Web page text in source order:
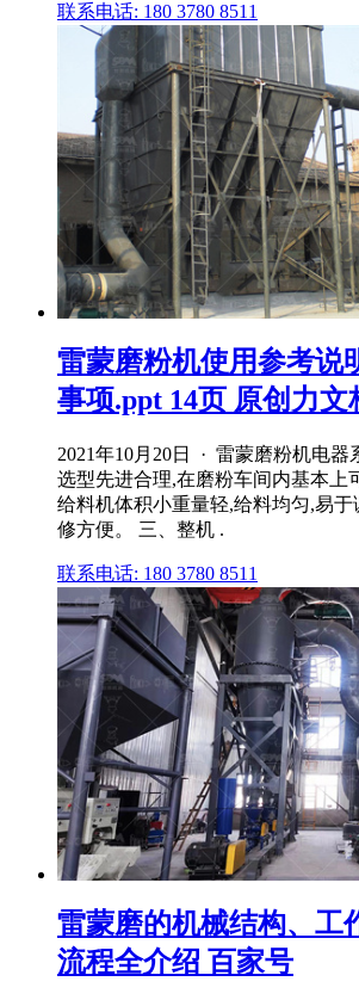
联系电话: 180 3780 8511
雷蒙磨粉机使用参考说
事项.ppt 14页 原创力文
2021年10月20日 · 雷蒙磨粉机电器
选型先进合理,在磨粉车间内基本上
给料机体积小重量轻,给料均匀,易
修方便。 三、整机 .
联系电话: 180 3780 8511
雷蒙磨的机械结构、工
流程全介绍 百家号